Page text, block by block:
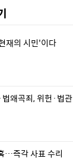
재의 시민'이다
왜곡죄, 위헌·법관
…즉각 사표 수리